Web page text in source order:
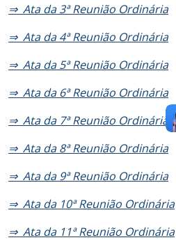
⇒ Ata da 3ª Reunião Ordinária
⇒ Ata da 4ª Reunião Ordinária
⇒ Ata da 5ª Reunião Ordinária
⇒ Ata da 6ª Reunião Ordinária
⇒ Ata da 7ª Reunião Ordinária
⇒ Ata da 8ª Reunião Ordinária
⇒ Ata da 9ª Reunião Ordinária
⇒ Ata da 10ª Reunião Ordinária
⇒ Ata da 11ª Reunião Ordinária